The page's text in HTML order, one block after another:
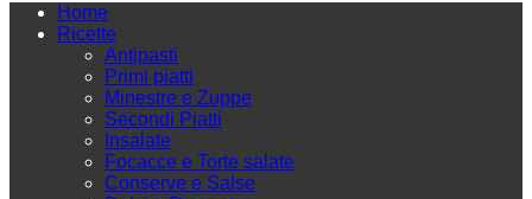
Home
Ricette
Antipasti
Primi piatti
Minestre e Zuppe
Secondi Piatti
Insalate
Focacce e Torte salate
Conserve e Salse